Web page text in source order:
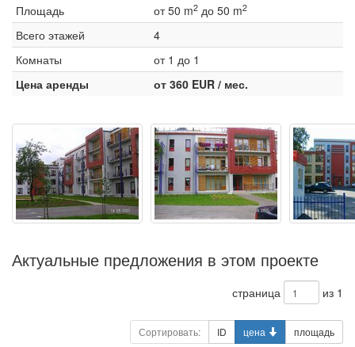
Площадь
от 50 m2 до 50 m2
Всего этажей
4
Комнаты
от 1 до 1
Цена аренды
от 360 EUR / мес.
Актуальные предложения в этом проекте
страница из 1
Сортировать: ID цена площадь